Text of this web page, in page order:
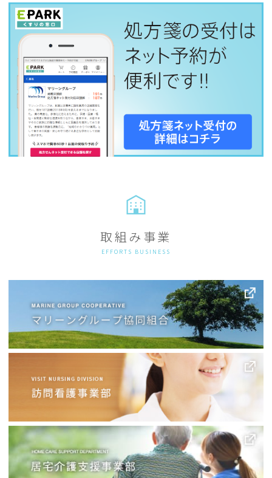
取組み事業
EFFORTS BUSINESS